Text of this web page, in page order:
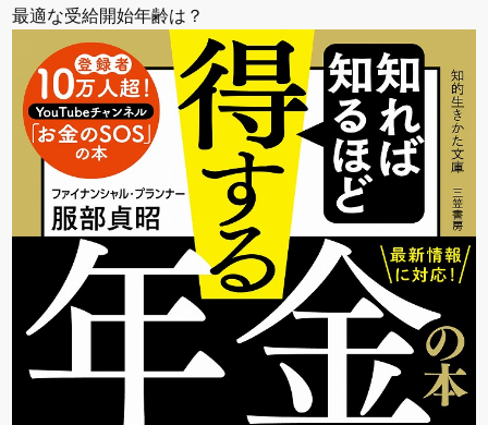
最適な受給開始年齢は？